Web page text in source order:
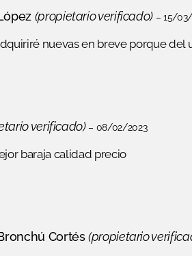
(propietario verificado) – 15/
nuevas en breve porque del
verificado) – 08/02/2023
baraja calidad precio
Cortés(propietario